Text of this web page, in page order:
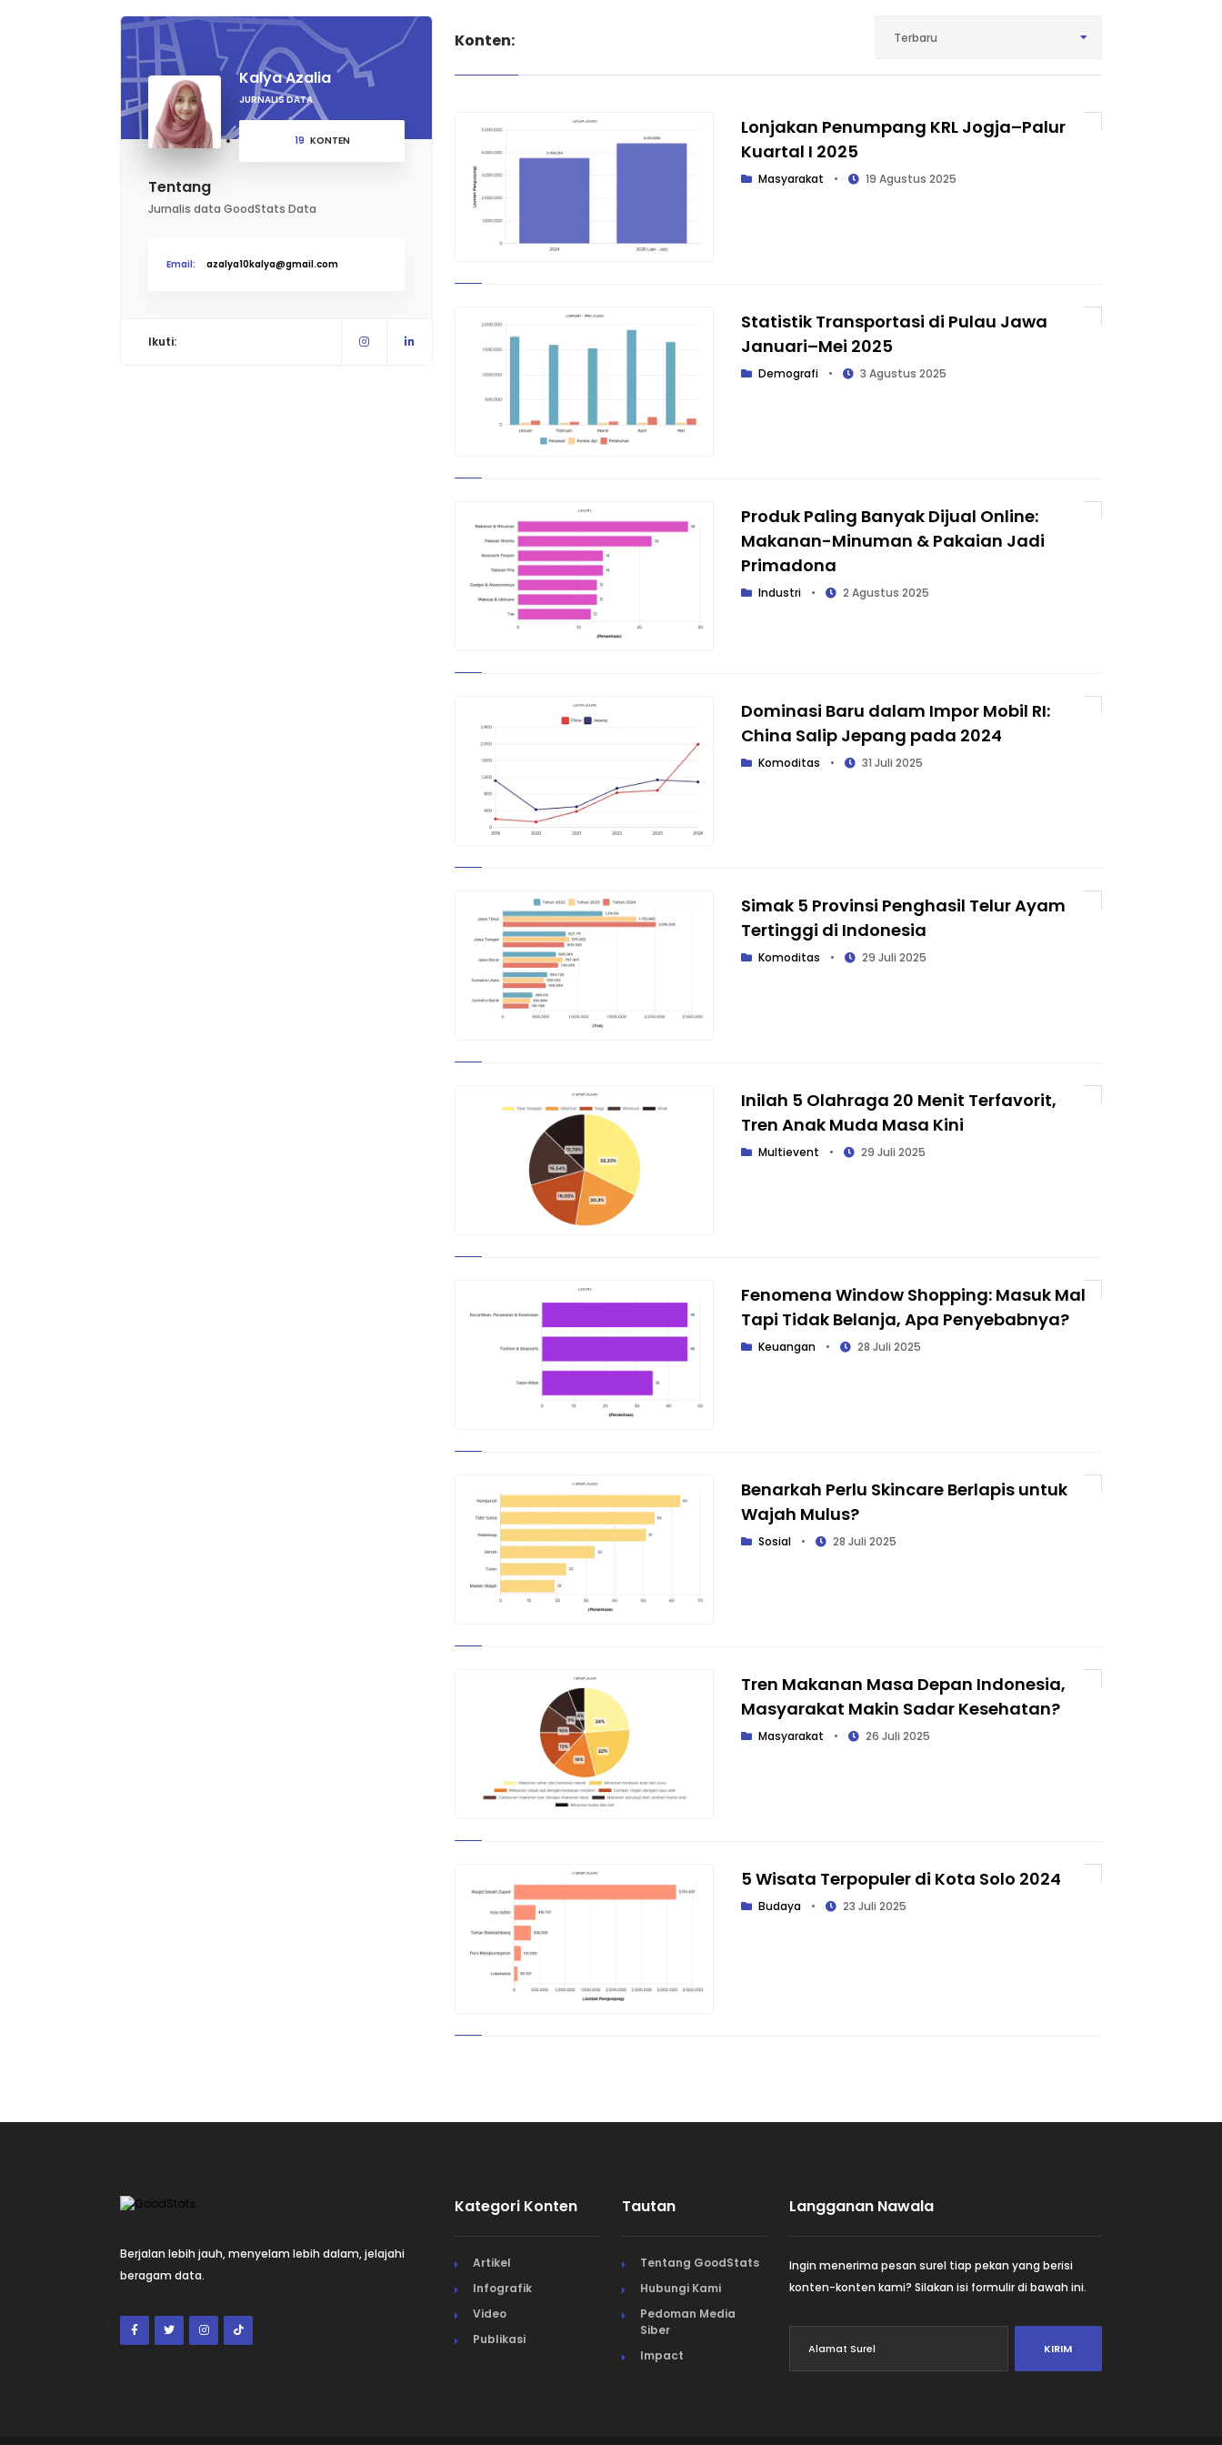
Kalya Azalia
JURNALIS DATA
19 KONTEN
Tentang
Jurnalis data GoodStats Data
Email: azalya10kalya@gmail.com
Ikuti:
Konten: Terbaru
Lonjakan Penumpang KRL Jogja–Palur
Kuartal I 2025
Masyarakat • 19 Agustus 2025
Statistik Transportasi di Pulau Jawa
Januari–Mei 2025
Demografi • 3 Agustus 2025
Produk Paling Banyak Dijual Online:
Makanan-Minuman & Pakaian Jadi
Primadona
Industri • 2 Agustus 2025
Dominasi Baru dalam Impor Mobil RI:
China Salip Jepang pada 2024
Komoditas • 31 Juli 2025
Simak 5 Provinsi Penghasil Telur Ayam
Tertinggi di Indonesia
Komoditas • 29 Juli 2025
Inilah 5 Olahraga 20 Menit Terfavorit,
Tren Anak Muda Masa Kini
Multievent • 29 Juli 2025
Fenomena Window Shopping: Masuk Mal
Tapi Tidak Belanja, Apa Penyebabnya?
Keuangan • 28 Juli 2025
Benarkah Perlu Skincare Berlapis untuk
Wajah Mulus?
Sosial • 28 Juli 2025
Tren Makanan Masa Depan Indonesia,
Masyarakat Makin Sadar Kesehatan?
Masyarakat • 26 Juli 2025
5 Wisata Terpopuler di Kota Solo 2024
Budaya • 23 Juli 2025
Berjalan lebih jauh, menyelam lebih dalam, jelajahi
beragam data.
Kategori Konten
Artikel
Infografik
Video
Publikasi
Tautan
Tentang GoodStats
Hubungi Kami
Pedoman Media
Siber
Impact
Langganan Nawala
Ingin menerima pesan surel tiap pekan yang berisi
konten-konten kami? Silakan isi formulir di bawah ini.
KIRIM